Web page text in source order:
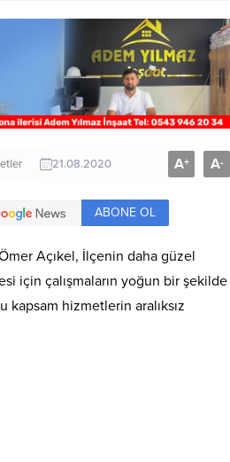
21.08.2020 A+ A-
ABONE OL
Açıkel, İlçenin daha güzel
için çalışmaların yoğun bir şekilde
hizmetlerin aralıksız